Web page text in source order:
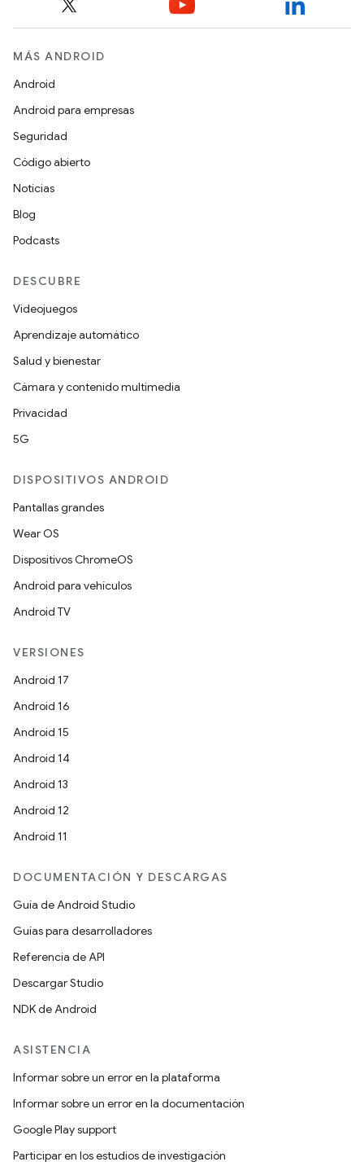
MÁS ANDROID
Android
Android para empresas
Seguridad
Código abierto
Noticias
Blog
Podcasts
DESCUBRE
Videojuegos
Aprendizaje automático
Salud y bienestar
Cámara y contenido multimedia
Privacidad
5G
DISPOSITIVOS ANDROID
Pantallas grandes
Wear OS
Dispositivos ChromeOS
Android para vehículos
Android TV
VERSIONES
Android 17
Android 16
Android 15
Android 14
Android 13
Android 12
Android 11
DOCUMENTACIÓN Y DESCARGAS
Guía de Android Studio
Guías para desarrolladores
Referencia de API
Descargar Studio
NDK de Android
ASISTENCIA
Informar sobre un error en la plataforma
Informar sobre un error en la documentación
Google Play support
Participar en los estudios de investigación